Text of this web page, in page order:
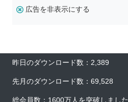
広告を非表示にする
昨日のダウンロード数：2,389
先月のダウンロード数：69,528
総会員数：1600万人を突破しました